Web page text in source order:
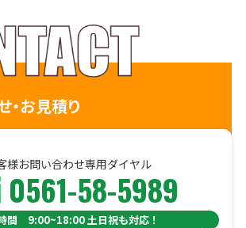
・お見積り
様お問い合わせ専用ダイヤル
0561-58-5989
間 9:00~18:00 土日祝も対応！